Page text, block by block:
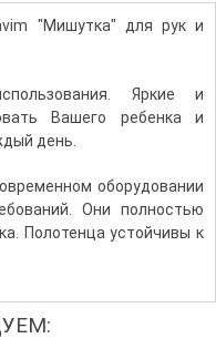
"Мишутка" для рук и
Яркие и
Вашего ребенка и
день.
оборудовании
Они полностью
Полотенца устойчивы к